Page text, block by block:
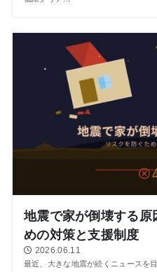
地震で家が倒壊する
めの対策と支援制度
2026.06.11
最近、大きな地震が続くニュースを